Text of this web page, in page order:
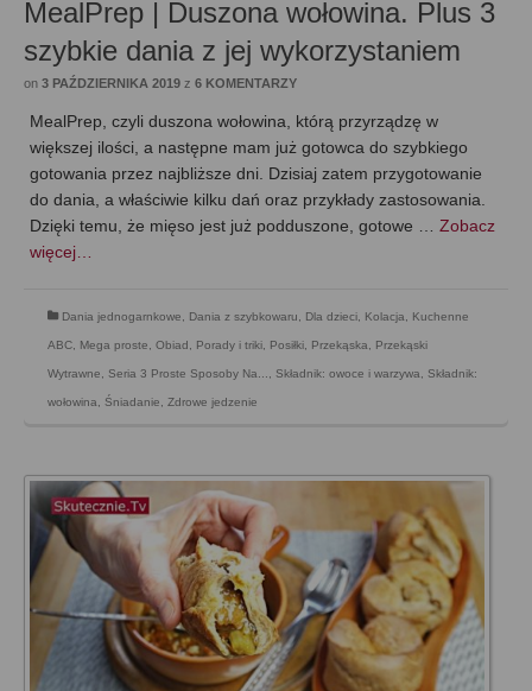
MealPrep | Duszona wołowina. Plus 3
szybkie dania z jej wykorzystaniem
on 3 PAŹDZIERNIKA 2019 z 6 KOMENTARZY
MealPrep, czyli duszona wołowina, którą przyrządzę w
większej ilości, a następne mam już gotowca do szybkiego
gotowania przez najbliższe dni. Dzisiaj zatem przygotowanie
do dania, a właściwie kilku dań oraz przykłady zastosowania.
Dzięki temu, że mięso jest już podduszone, gotowe … Zobacz
więcej…
Dania jednogarnkowe Dania z szybkowaru Dla dzieci Kolacja Kuchenne
ABC Mega proste Obiad Porady i triki Posiłki Przekąska Przekąski
Wytrawne Seria 3 Proste Sposoby Na... Składnik: owoce i warzywa Składnik:
wołowina Śniadanie Zdrowe jedzenie